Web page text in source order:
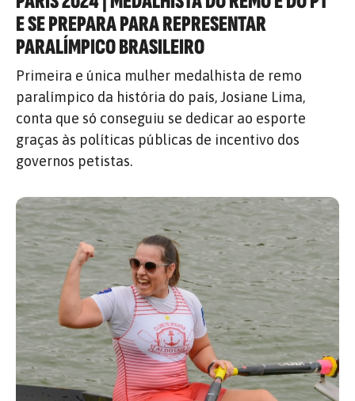
E SE PREPARA PARA REPRESENTAR
PARALÍMPICO BRASILEIRO
Primeira e única mulher medalhista de remo
paralímpico da história do país, Josiane Lima,
conta que só conseguiu se dedicar ao esporte
graças às políticas públicas de incentivo dos
governos petistas.